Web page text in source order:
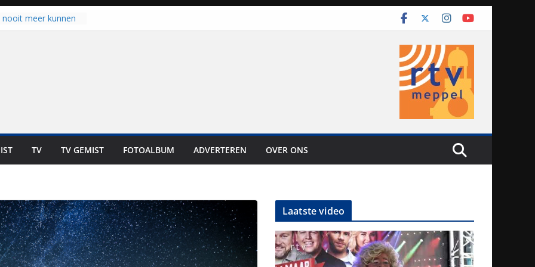
nooit meer kunnen
in gebruik
“Dit is altijd een
TV TV GEMIST FOTOALBUM ADVERTEREN OVER ONS
Laatste video